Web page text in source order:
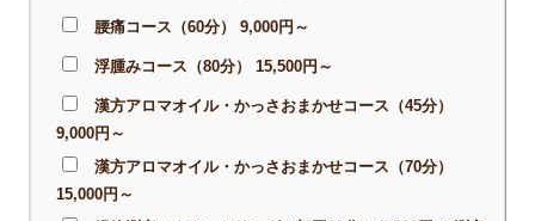
腰痛コース（60分） 9,000円～
浮腫みコース（80分） 15,500円～
漢方アロマオイル・かっさおまかせコース（45分）
9,000円～
漢方アロマオイル・かっさおまかせコース（70分）
15,000円～